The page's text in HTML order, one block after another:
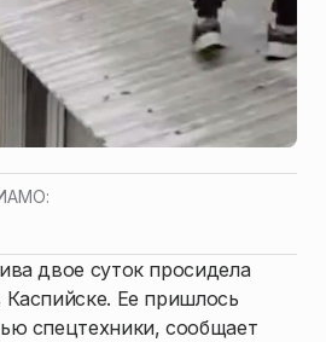
двое суток просидела
Ее пришлось
спецтехники, сообщает